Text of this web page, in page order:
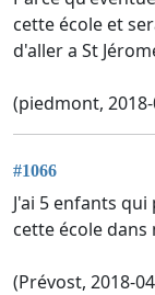
cette école et
d'aller a St
(piedmont,
#1066
J'ai 5 enfants
cette école dans
(Prévost, 2018-